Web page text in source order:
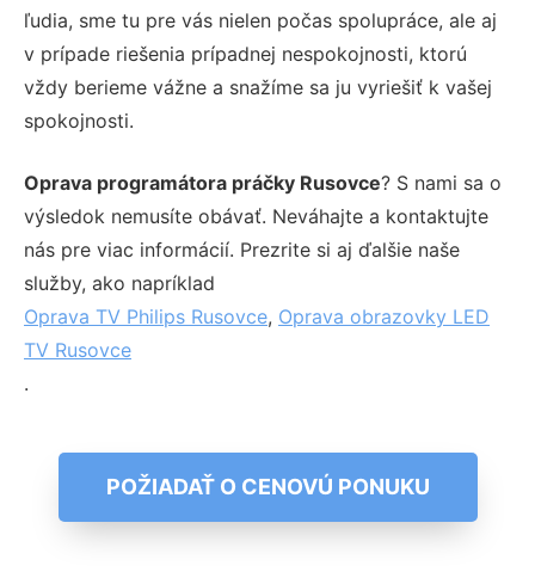
ľudia, sme tu pre vás nielen počas spolupráce, ale aj
v prípade riešenia prípadnej nespokojnosti, ktorú
vždy berieme vážne a snažíme sa ju vyriešiť k vašej
spokojnosti.
Oprava programátora práčky Rusovce? S nami sa o
výsledok nemusíte obávať. Neváhajte a kontaktujte
nás pre viac informácií. Prezrite si aj ďalšie naše
služby, ako napríklad
Oprava TV Philips Rusovce, Oprava obrazovky LED
TV Rusovce
.
POŽIADAŤ O CENOVÚ PONUKU